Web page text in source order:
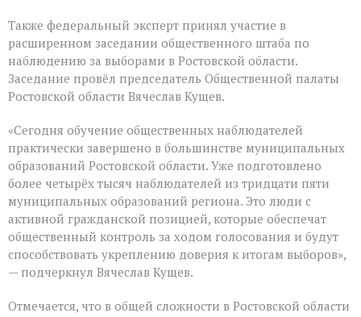
Также федеральный эксперт принял участие в
расширенном заседании общественного штаба по
наблюдению за выборами в Ростовской области.
Заседание провёл председатель Общественной палаты
Ростовской области Вячеслав Кущев.
«Сегодня обучение общественных наблюдателей
практически завершено в большинстве муниципальных
образований Ростовской области. Уже подготовлено
более четырёх тысяч наблюдателей из тридцати пяти
муниципальных образований региона. Это люди с
активной гражданской позицией, которые обеспечат
общественный контроль за ходом голосования и будут
способствовать укреплению доверия к итогам выборов»,
— подчеркнул Вячеслав Кущев.
Отмечается, что в общей сложности в Ростовской области